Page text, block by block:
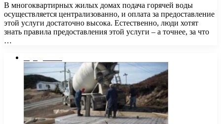
В многоквартирных жилых домах подача горячей воды
осуществляется централизованно, и оплата за предоставление
этой услуги достаточно высока. Естественно, люди хотят
знать правила предоставления этой услуги – а точнее, за что
…